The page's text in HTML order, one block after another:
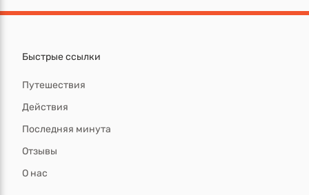
Быстрые ссылки
Путешествия
Действия
Последняя минута
Отзывы
О нас